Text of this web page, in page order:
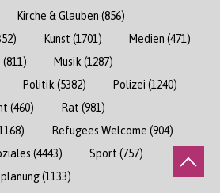
Kirche & Glauben (856)
Kunst (1701) Medien (471)
(811) Musik (1287)
Politik (5382) Polizei (1240)
(460) Rat (981)
Refugees Welcome (904)
(4443) Sport (757)
(1133)